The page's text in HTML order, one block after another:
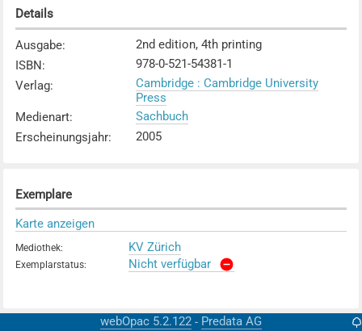
Details
Ausgabe:
2nd edition, 4th printing
ISBN:
978-0-521-54381-1
Verlag:
Cambridge : Cambridge University
Press
Medienart:
Sachbuch
Erscheinungsjahr: 2005
Exemplare
Karte anzeigen
Mediothek: KV Zürich
Exemplarstatus: Nicht verfügbar
webOpac 5.2.122 - Predata AG